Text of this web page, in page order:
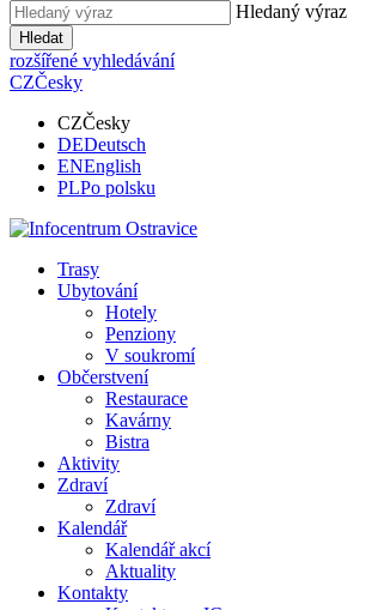
Hledaný výraz
Hledat
rozšířené vyhledávání
CZČesky
CZČesky
DEDeutsch
ENEnglish
PLPo polsku
Trasy
Ubytování
Hotely
Penziony
V soukromí
Občerstvení
Restaurace
Kavárny
Bistra
Aktivity
Zdraví
Zdraví
Kalendář
Kalendář akcí
Aktuality
Kontakty